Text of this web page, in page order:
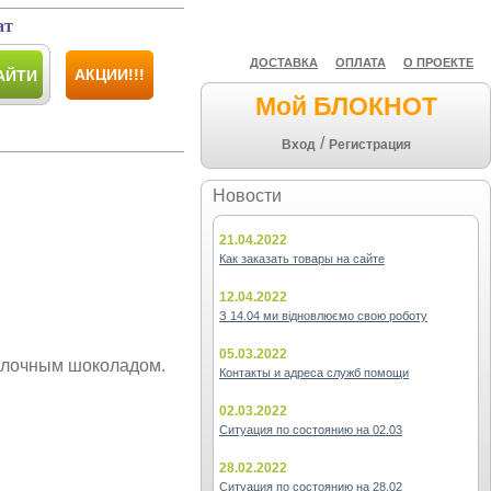
ДОСТАВКА ОПЛАТА О ПРОЕКТЕ
Мой БЛОКНОТ
Вход / Регистрация
Новости
21.04.2022
Как заказать товары на сайте
12.04.2022
З 14.04 ми відновлюємо свою роботу
05.03.2022
Контакты и адреса служб помощи
02.03.2022
Ситуация по состоянию на 02.03
28.02.2022
Ситуация по состоянию на 28.02
АКЦИИ!!!
шоколадом.